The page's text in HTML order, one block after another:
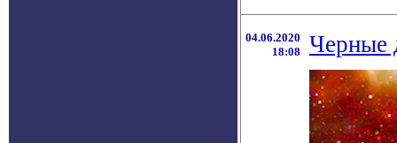
04.06.2020
18:08
Черные